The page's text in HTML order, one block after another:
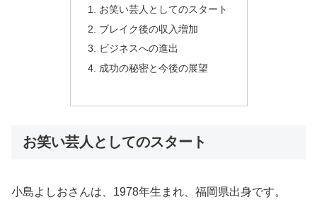
お笑い芸人としてのスタート
ブレイク後の収入増加
ビジネスへの進出
成功の秘密と今後の展望
お笑い芸人としてのスタート
小島よしおさんは、1978年生まれ、福岡県出身です。